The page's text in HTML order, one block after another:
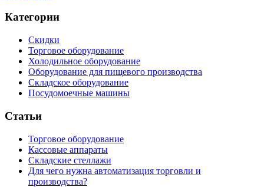
Категории
Скидки
Торговое оборудование
Холодильное оборудование
Оборудование для пищевого производства
Складское оборудование
Посудомоечные машины
Статьи
Торговое оборудование
Кассовые аппараты
Складские стеллажи
Для чего нужна автоматизация торговли и
производства?